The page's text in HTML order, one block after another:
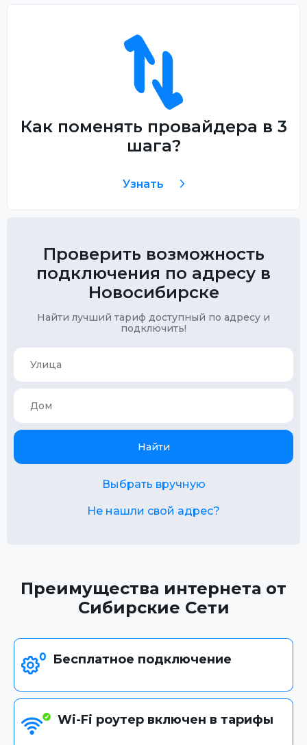
Как поменять провайдера в 3
шага?
Узнать
Проверить возможность
подключения по адресу в
Новосибирске
Найти лучший тариф доступный по адресу и
подключить!
Найти
Выбрать вручную
Не нашли свой адрес?
Преимущества интернета от
Сибирские Сети
Бесплатное подключение
Wi-Fi роутер включен в тарифы